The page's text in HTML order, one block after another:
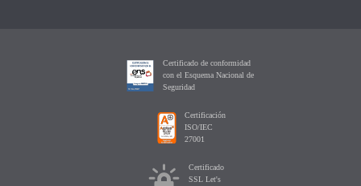
Certificado de conformidad
con el Esquema Nacional de
Seguridad
Certificación
ISO/IEC
27001
Certificado
SSL Let's